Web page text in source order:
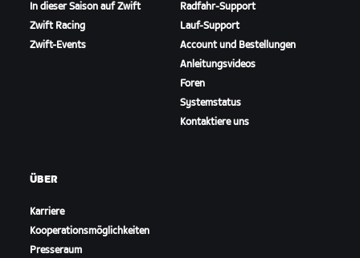
In dieser Saison auf Zwift
Zwift Racing
Zwift-Events
Radfahr-Support
Lauf-Support
Account und Bestellungen
Anleitungsvideos
Foren
Systemstatus
Kontaktiere uns
ÜBER
Karriere
Kooperationsmöglichkeiten
Presseraum